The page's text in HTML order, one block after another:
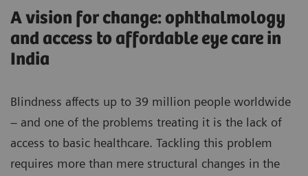
A vision for change: ophthalmology
and access to affordable eye care in
India
Blindness affects up to 39 million people worldwide
– and one of the problems treating it is the lack of
access to basic healthcare. Tackling this problem
requires more than mere structural changes in the